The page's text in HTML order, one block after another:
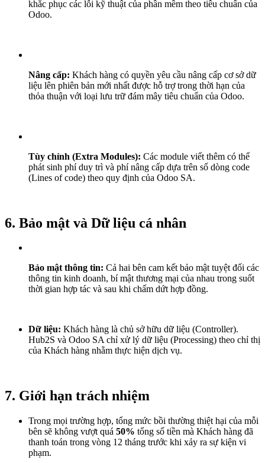
khắc phục các lỗi kỹ thuật của phần mềm theo tiêu chuẩn của
Odoo.
Nâng cấp: Khách hàng có quyền yêu cầu nâng cấp cơ sở dữ
liệu lên phiên bản mới nhất được hỗ trợ trong thời hạn của
thỏa thuận với loại lưu trữ đám mây tiêu chuẩn của Odoo.
Tùy chỉnh (Extra Modules): Các module viết thêm có thể
phát sinh phí duy trì và phí nâng cấp dựa trên số dòng code
(Lines of code) theo quy định của Odoo SA.
6. Bảo mật và Dữ liệu cá nhân
Bảo mật thông tin: Cả hai bên cam kết bảo mật tuyệt đối các
thông tin kinh doanh, bí mật thương mại của nhau trong suốt
thời gian hợp tác và sau khi chấm dứt hợp đồng.
Dữ liệu: Khách hàng là chủ sở hữu dữ liệu (Controller).
Hub2S và Odoo SA chỉ xử lý dữ liệu (Processing) theo chỉ thị
của Khách hàng nhằm thực hiện dịch vụ.
7. Giới hạn trách nhiệm
Trong mọi trường hợp, tổng mức bồi thường thiệt hại của mỗi
bên sẽ không vượt quá 50% tổng số tiền mà Khách hàng đã
thanh toán trong vòng 12 tháng trước khi xảy ra sự kiện vi
phạm.